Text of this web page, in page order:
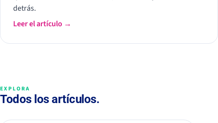
detrás.
Leer el artículo →
EXPLORA
Todos los artículos.